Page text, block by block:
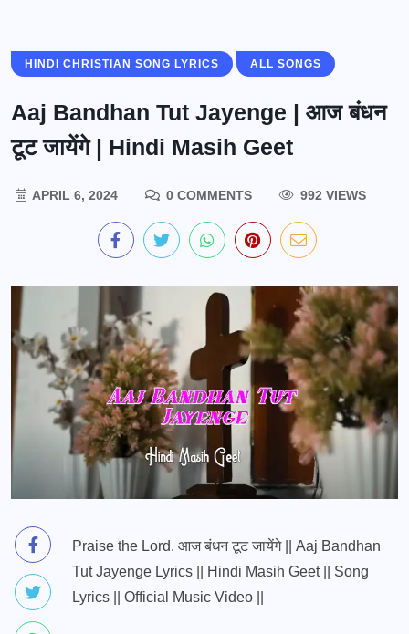
HINDI CHRISTIAN SONG LYRICS ALL SONGS
Aaj Bandhan Tut Jayenge | आज बंधन
टूट जायेंगे | Hindi Masih Geet
APRIL 6, 2024 0 COMMENTS 992 VIEWS
Praise the Lord. आज बंधन टूट जायेंगे || Aaj Bandhan
Tut Jayenge Lyrics || Hindi Masih Geet || Song
Lyrics || Official Music Video ||